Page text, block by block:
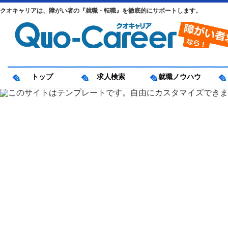
クオキャリアは、障がい者の『就職・転職』を徹底的にサポートします。
トップ 求人検索 就職ノウハウ